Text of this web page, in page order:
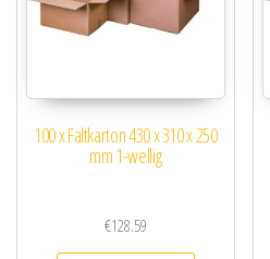
100 x Faltkarton 430 x 310 x 250
mm 1-wellig
€128.59